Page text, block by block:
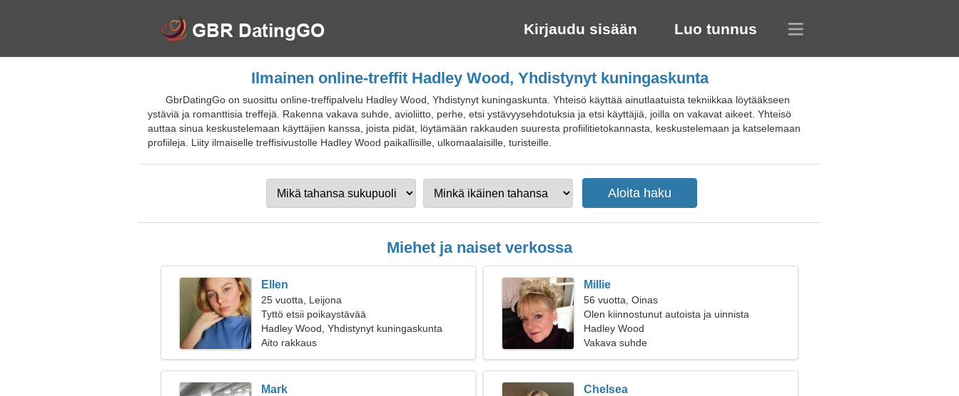
Kirjaudu sisään Luo tunnus
Ilmainen online-treffit Hadley Wood, Yhdistynyt kuningaskunta
GbrDatingGo on suosittu online-treffipalvelu Hadley Wood, Yhdistynyt kuningaskunta. Yhteisö käyttää ainutlaatuista tekniikkaa löytääkseen
ystäviä ja romanttisia treffejä. Rakenna vakava suhde, avioliitto, perhe, etsi ystävyysehdotuksia ja etsi käyttäjiä, joilla on vakavat aikeet. Yhteisö
auttaa sinua keskustelemaan käyttäjien kanssa, joista pidät, löytämään rakkauden suuresta profiilitietokannasta, keskustelemaan ja katselemaan
profiileja. Liity ilmaiselle treffisivustolle Hadley Wood paikallisille, ulkomaalaisille, turisteille.
Miehet ja naiset verkossa
Ellen
25 vuotta, Leijona
Tyttö etsii poikaystävää
Hadley Wood, Yhdistynyt kuningaskunta
Aito rakkaus
Millie
56 vuotta, Oinas
Olen kiinnostunut autoista ja uinnista
Hadley Wood
Vakava suhde
Mark Chelsea